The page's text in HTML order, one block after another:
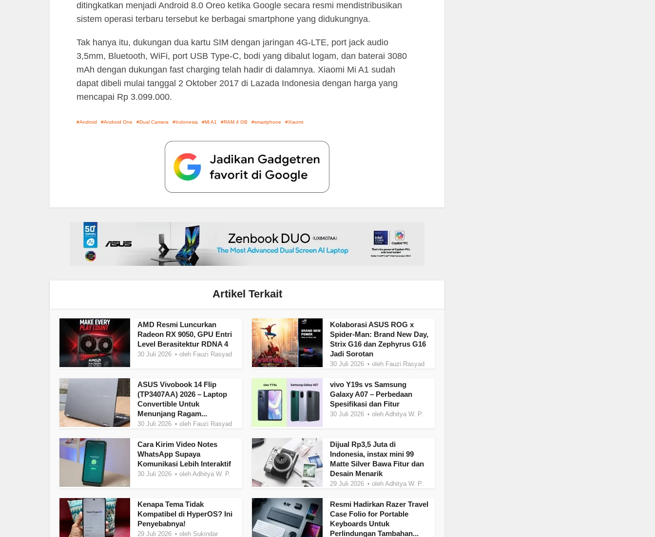
ditingkatkan menjadi Android 8.0 Oreo ketika Google secara resmi mendistribusikan
sistem operasi terbaru tersebut ke berbagai smartphone yang didukungnya.
Tak hanya itu, dukungan dua kartu SIM dengan jaringan 4G-LTE, port jack audio
3,5mm, Bluetooth, WiFi, port USB Type-C, bodi yang dibalut logam, dan baterai 3080
mAh dengan dukungan fast charging telah hadir di dalamnya. Xiaomi Mi A1 sudah
dapat dibeli mulai tanggal 2 Oktober 2017 di Lazada Indonesia dengan harga yang
mencapai Rp 3.099.000.
Android Android One Dual Camera Indonesia Mi A1 RAM 4 GB smartphone Xiaomi
Artikel Terkait
AMD Resmi Luncurkan
Radeon RX 9050, GPU Entri
Level Berasitektur RDNA 4
30 Juli 2026 oleh Fauzi Rasyad
Kolaborasi ASUS ROG x
Spider-Man: Brand New Day,
Strix G16 dan Zephyrus G16
Jadi Sorotan
30 Juli 2026 oleh Fauzi Rasyad
ASUS Vivobook 14 Flip
(TP3407AA) 2026 – Laptop
Convertible Untuk
Menunjang Ragam...
30 Juli 2026 oleh Fauzi Rasyad
vivo Y19s vs Samsung
Galaxy A07 – Perbedaan
Spesifikasi dan Fitur
30 Juli 2026 oleh Adhitya W. P.
Cara Kirim Video Notes
WhatsApp Supaya
Komunikasi Lebih Interaktif
30 Juli 2026 oleh Adhitya W. P.
Dijual Rp3,5 Juta di
Indonesia, instax mini 99
Matte Silver Bawa Fitur dan
Desain Menarik
29 Juli 2026 oleh Adhitya W. P.
Kenapa Tema Tidak
Kompatibel di HyperOS? Ini
Penyebabnya!
29 Juli 2026 oleh Sukindar
Resmi Hadirkan Razer Travel
Case Folio for Portable
Keyboards Untuk
Perlindungan Tambahan...